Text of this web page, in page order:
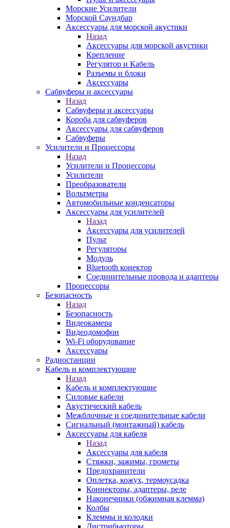
Морские Усилители
Морской Cаундбар
Аксессуары для морской акустики
Назад
Аксессуары для морской акустики
Крепление
Регулятор и Кабель
Разъемы и блоки
Аксессуары
Сабвуферы и аксессуары
Назад
Сабвуферы и аксессуары
Короба для сабвуферов
Аксессуары для сабвуферов
Сабвуферы
Усилители и Процессоры
Назад
Усилители и Процессоры
Усилители
Преобразователи
Вольтметры
Автомобильные конденсаторы
Аксессуары для усилителей
Назад
Аксессуары для усилителей
Пульт
Регуляторы
Модуль
Bluetooth конектор
Соединительные провода и адаптеры
Процессоры
Безопасность
Назад
Безопасность
Видеокамера
Видеодомофон
Wi-Fi оборудование
Аксессуары
Радиостанции
Кабель и комплектующие
Назад
Кабель и комплектующие
Силовые кабели
Акустический кабель
Межблочные и соединительные кабели
Сигнальный (монтажный) кабель
Аксессуары для кабеля
Назад
Аксессуары для кабеля
Стяжки, зажимы, грометы
Предохранители
Оплетка, кожух, термоусадка
Коннекторы, адаптеры, реле
Наконечники (обжимная клемма)
Колбы
Клеммы и колодки
Дистрибьюторы